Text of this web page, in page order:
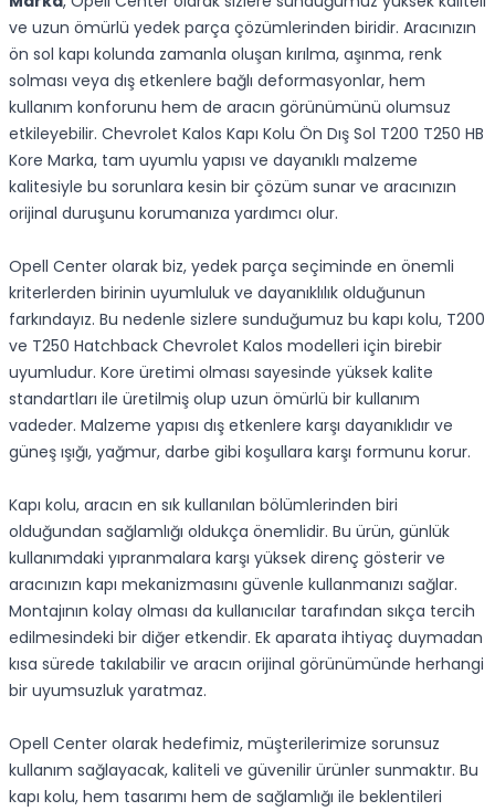
ve uzun ömürlü yedek parça çözümlerinden biridir. Aracınızın
ön sol kapı kolunda zamanla oluşan kırılma, aşınma, renk
solması veya dış etkenlere bağlı deformasyonlar, hem
kullanım konforunu hem de aracın görünümünü olumsuz
etkileyebilir. Chevrolet Kalos Kapı Kolu Ön Dış Sol T200 T250 HB
Kore Marka, tam uyumlu yapısı ve dayanıklı malzeme
kalitesiyle bu sorunlara kesin bir çözüm sunar ve aracınızın
orijinal duruşunu korumanıza yardımcı olur.
Opell Center olarak biz, yedek parça seçiminde en önemli
kriterlerden birinin uyumluluk ve dayanıklılık olduğunun
farkındayız. Bu nedenle sizlere sunduğumuz bu kapı kolu, T200
ve T250 Hatchback Chevrolet Kalos modelleri için birebir
uyumludur. Kore üretimi olması sayesinde yüksek kalite
standartları ile üretilmiş olup uzun ömürlü bir kullanım
vadeder. Malzeme yapısı dış etkenlere karşı dayanıklıdır ve
güneş ışığı, yağmur, darbe gibi koşullara karşı formunu korur.
Kapı kolu, aracın en sık kullanılan bölümlerinden biri
olduğundan sağlamlığı oldukça önemlidir. Bu ürün, günlük
kullanımdaki yıpranmalara karşı yüksek direnç gösterir ve
aracınızın kapı mekanizmasını güvenle kullanmanızı sağlar.
Montajının kolay olması da kullanıcılar tarafından sıkça tercih
edilmesindeki bir diğer etkendir. Ek aparata ihtiyaç duymadan
kısa sürede takılabilir ve aracın orijinal görünümünde herhangi
bir uyumsuzluk yaratmaz.
Opell Center olarak hedefimiz, müşterilerimize sorunsuz
kullanım sağlayacak, kaliteli ve güvenilir ürünler sunmaktır. Bu
kapı kolu, hem tasarımı hem de sağlamlığı ile beklentileri